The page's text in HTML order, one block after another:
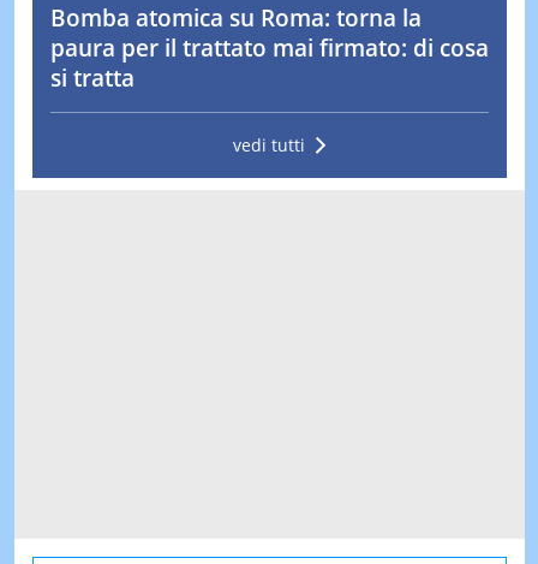
Bomba atomica su Roma: torna la
paura per il trattato mai firmato: di cosa
si tratta
vedi tutti